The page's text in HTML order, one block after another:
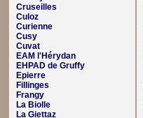
Cruseilles
Culoz
Curienne
Cusy
Cuvat
EAM l'Hérydan
EHPAD de Gruffy
Epierre
Fillinges
Frangy
La Biolle
La Giettaz